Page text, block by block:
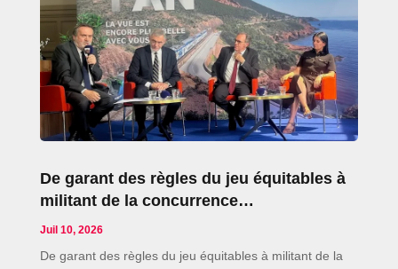
De garant des règles du jeu équitables à
militant de la concurrence…
Juil 10, 2026
De garant des règles du jeu équitables à militant de la